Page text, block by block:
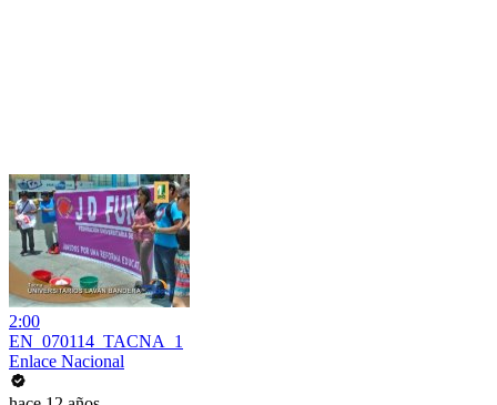
2:00
EN_070114_TACNA_1
Enlace Nacional